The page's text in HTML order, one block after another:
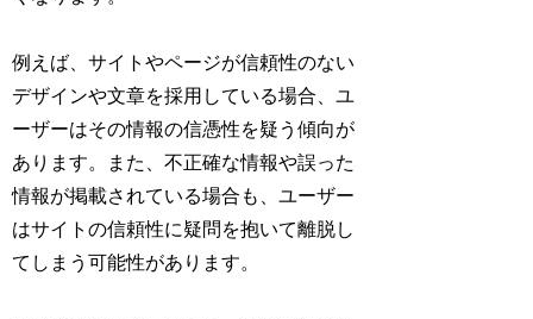
例えば、サイトやページが信頼性のない
デザインや文章を採用している場合、ユ
ーザーはその情報の信憑性を疑う傾向が
あります。また、不正確な情報や誤った
情報が掲載されている場合も、ユーザー
はサイトの信頼性に疑問を抱いて離脱し
てしまう可能性があります。